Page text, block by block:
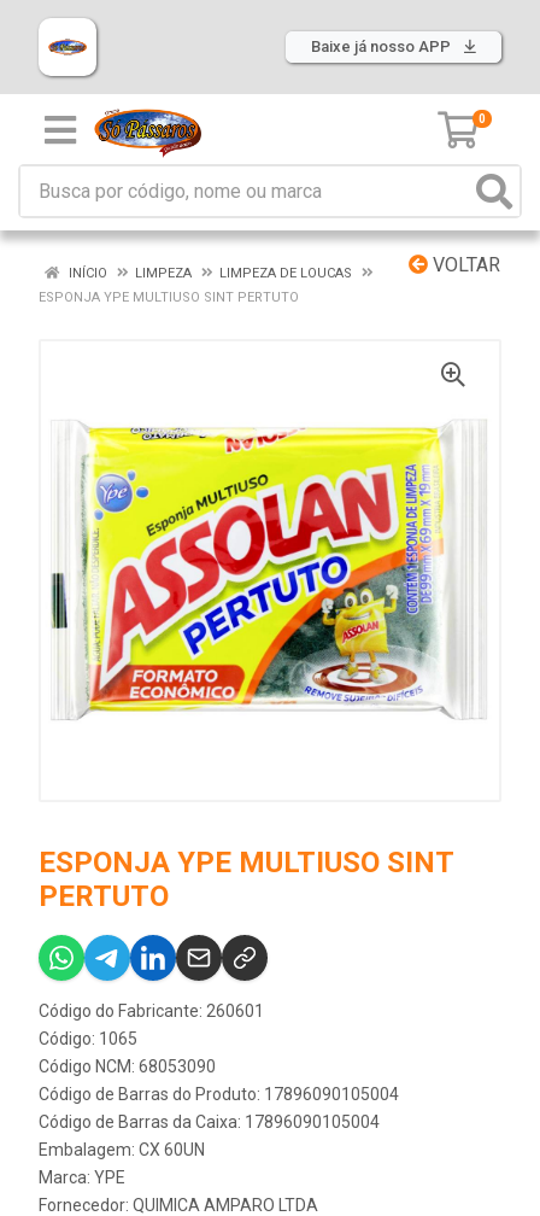
Baixe já nosso APP
0
VOLTAR
INÍCIO LIMPEZA
LIMPEZA DE LOUCAS
ESPONJA YPE MULTIUSO SINT PERTUTO
ESPONJA YPE MULTIUSO SINT
PERTUTO
Código do Fabricante: 260601
Código: 1065
Código NCM: 68053090
Código de Barras do Produto: 17896090105004
Código de Barras da Caixa: 17896090105004
Embalagem: CX 60UN
Marca: YPE
Fornecedor: QUIMICA AMPARO LTDA